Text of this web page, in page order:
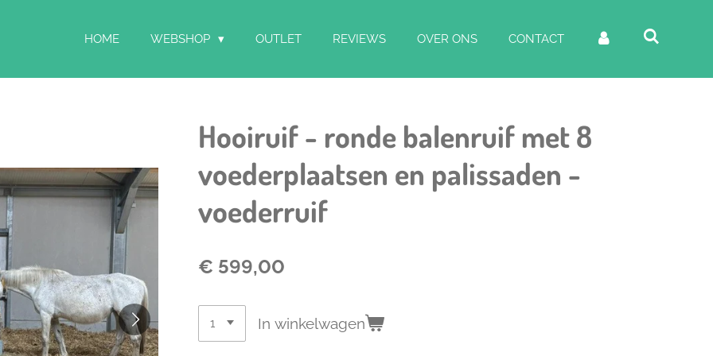
HOME WEBSHOP OUTLET REVIEWS OVER ONS CONTACT
Hooiruif - ronde balenruif met 8
voederplaatsen en palissaden -
voederruif
€ 599,00
In winkelwagen